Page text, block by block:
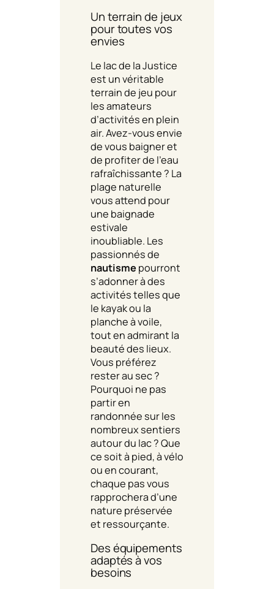
Un terrain de jeux
pour toutes vos
envies
Le lac de la Justice
est un véritable
terrain de jeu pour
les amateurs
d’activités en plein
air. Avez-vous envie
de vous baigner et
de profiter de l’eau
rafraîchissante ? La
plage naturelle
vous attend pour
une baignade
estivale
inoubliable. Les
passionnés de
nautisme pourront
s’adonner à des
activités telles que
le kayak ou la
planche à voile,
tout en admirant la
beauté des lieux.
Vous préférez
rester au sec ?
Pourquoi ne pas
partir en
randonnée sur les
nombreux sentiers
autour du lac ? Que
ce soit à pied, à vélo
ou en courant,
chaque pas vous
rapprochera d’une
nature préservée
et ressourçante.
Des équipements
adaptés à vos
besoins